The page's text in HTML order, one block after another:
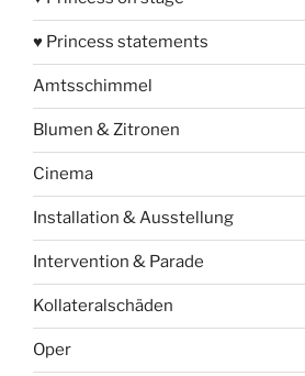
♥ Princess statements
Amtsschimmel
Blumen & Zitronen
Cinema
Installation & Ausstellung
Intervention & Parade
Kollateralschäden
Oper